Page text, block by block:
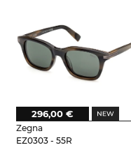
Zegna
EZ0303 - 55R
296,00 €